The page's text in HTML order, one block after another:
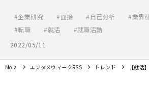
企業研究 面接 自己分析 業界
転職
就活
就職活動
2022/05/11
Mola エンタメウィークRSS トレンド 【就